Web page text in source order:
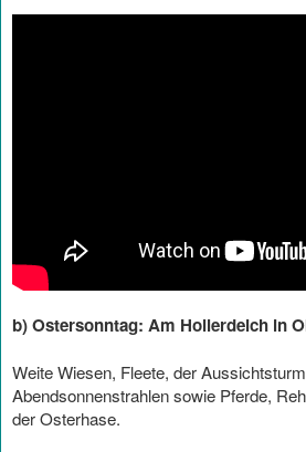
b) Ostersonntag: Am Hollerdeich in
Weite Wiesen, Fleete, der
Abendsonnenstrahlen sowie Pferde,
der Osterhase.